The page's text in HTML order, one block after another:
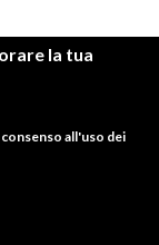
la tua
consenso all'uso dei